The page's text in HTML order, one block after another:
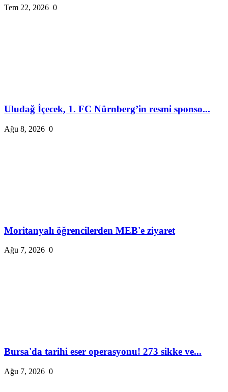
Tem 22, 2026 0
Uludağ İçecek, 1. FC Nürnberg’in resmi sponso...
Ağu 8, 2026 0
Moritanyalı öğrencilerden MEB'e ziyaret
Ağu 7, 2026 0
Bursa'da tarihi eser operasyonu! 273 sikke ve...
Ağu 7, 2026 0